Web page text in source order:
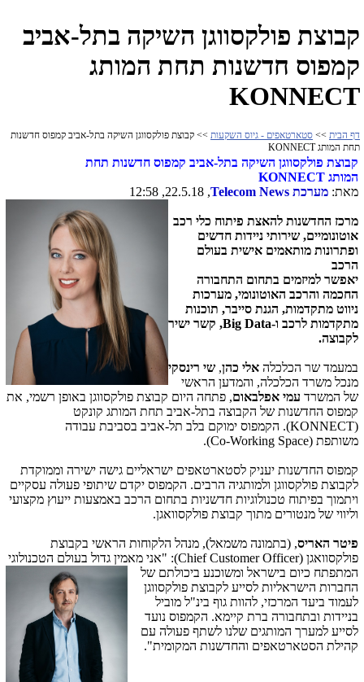
קבוצת פולקסווגן השיקה בתל-אביב
קמפוס חדשנות תחת המותג
KONNECT
דף הבית >> סטארטאפים - גיוס השקעות >> קבוצת פולקסווגן השיקה בתל-אביב קמפוס חדשנות
תחת המותג KONNECT
קבוצת פולקסווגן השיקה בתל-אביב קמפוס חדשנות תחת
המותג KONNECT
מאת: מערכת Telecom News
, 22.5.18, 12:58
מרכז החדשנות להאצת פיתוח כלי רכב
אוטונומיים, שירותי ניידות חדשים
ופתרונות מותאמים אישית בעולם
הרכב
יאפשר למיזמים בתחום התחבורה
החכמה והרכב האוטונומי, מערכות
ניווט מתקדמות, הגנת סייבר, תוכנות
מתקדמות לרכב ו-Big Data, קשר ישיר
לקבוצה.
במעמד שר הכלכלה אלי כהן, שי רינסקי
מנכל משרד הכלכלה, והמדען הראשי
של המשרד עמי אפלבאום, פתחה היום קבוצת פולקסווגן באופן רשמי, את
קמפוס החדשנות של הקבוצה בתל-אביב תחת המותג קונקט
(
KONNECT
). הקמפוס ימוקם בלב תל-אביב בסביבת עבודה
משותפת (Co-Working Space
).
קמפוס החדשנות יעניק לסטארטאפים ישראליים גישה ישירה וממוקדת
לקבוצת פולקסווגן ולמותגיה הרבים. הקמפוס יקדם שיתופי פעולה עסקיים
ויתמוך בפיתוח טכנולוגיות חדשניות בתחום הרכב באמצעות ייעוץ מקצועי
וליווי של מנטורים מתוך קבוצת פולקסוואגן.
פיטר האריס, (בתמונה משמאל), מנהל הלקוחות הראשי בקבוצת
פולקסוואגן (Chief Customer Officer): "אני מאמין גדול בעולם הטכנולוגי
המתפתח כיום בישראל ומשוכנע ביכולתם של
החברות הישראליות לסייע לקבוצת פולקסווגן
לעמוד ביעד המרכזי, להוות גוף בינ"ל מוביל
בניידות ובתחבורה ברת קיימא. הקמפוס נועד
לסייע למערך המותגים שלנו לשתף פעולה עם
קהילת הסטארטאפים והחדשנות המקומית".